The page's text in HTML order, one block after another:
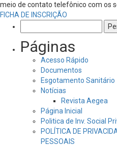
meio de contato telefônico com os
FICHA DE INSCRIÇÃO
por:
Páginas
Acesso Rápido
Documentos
Esgotamento Sanitário
Notícias
Revista Aegea
Página Inicial
Politica de Inv. Social
POLÍTICA DE
PESSOAIS